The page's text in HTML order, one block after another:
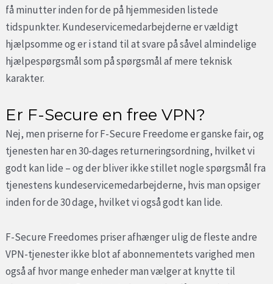
få minutter inden for de på hjemmesiden listede
tidspunkter. Kundeservicemedarbejderne er vældigt
hjælpsomme og er i stand til at svare på såvel almindelige
hjælpespørgsmål som på spørgsmål af mere teknisk
karakter.
Er F-Secure en free VPN?
Nej, men priserne for F-Secure Freedome er ganske fair, og
tjenesten har en 30-dages returneringsordning, hvilket vi
godt kan lide – og der bliver ikke stillet nogle spørgsmål fra
tjenestens kundeservicemedarbejderne, hvis man opsiger
inden for de 30 dage, hvilket vi også godt kan lide.
F-Secure Freedomes priser afhænger ulig de fleste andre
VPN-tjenester ikke blot af abonnementets varighed men
også af hvor mange enheder man vælger at knytte til